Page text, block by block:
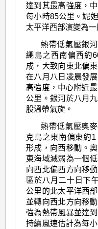
達到其最高強度，
每小時85公里。妮
太平洋西部演變為一
熱帶低氣壓銀
繩島之西南偏西約
成，大致向東北偏
在八月八日凌晨發
高強度，中心附近
公里。銀河於八月
股溫帶氣旋。
熱帶低氣壓奧
克島之東南偏東約
形成，向西移動。
東海域減弱為一個
向西北偏西方向移
區於八月二十日下
公里的北太平洋西
並轉向西北方向移
強為熱帶風暴並達
持續風速估計為每